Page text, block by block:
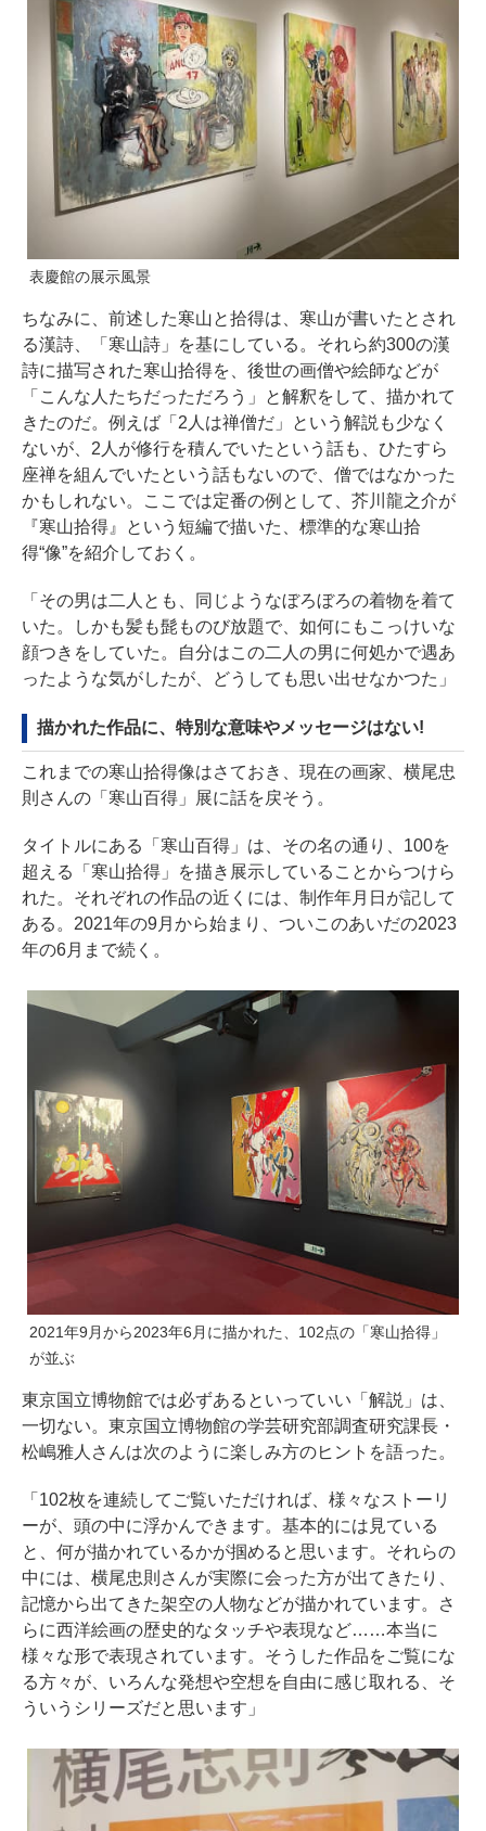
表慶館の展示風景
ちなみに、前述した寒山と拾得は、寒山が書いたとされ
る漢詩、「寒山詩」を基にしている。それら約300の漢
詩に描写された寒山拾得を、後世の画僧や絵師などが
「こんな人たちだっただろう」と解釈をして、描かれて
きたのだ。例えば「2人は禅僧だ」という解説も少なく
ないが、2人が修行を積んでいたという話も、ひたすら
座禅を組んでいたという話もないので、僧ではなかった
かもしれない。ここでは定番の例として、芥川龍之介が
『寒山拾得』という短編で描いた、標準的な寒山拾
得“像”を紹介しておく。
「その男は二人とも、同じようなぼろぼろの着物を着て
いた。しかも髪も髭ものび放題で、如何にもこっけいな
顔つきをしていた。自分はこの二人の男に何処かで遇あ
ったような気がしたが、どうしても思い出せなかつた」
描かれた作品に、特別な意味やメッセージはない!
これまでの寒山拾得像はさておき、現在の画家、横尾忠
則さんの「寒山百得」展に話を戻そう。
タイトルにある「寒山百得」は、その名の通り、100を
超える「寒山拾得」を描き展示していることからつけら
れた。それぞれの作品の近くには、制作年月日が記して
ある。2021年の9月から始まり、ついこのあいだの2023
年の6月まで続く。
2021年9月から2023年6月に描かれた、102点の「寒山拾得」
が並ぶ
東京国立博物館では必ずあるといっていい「解説」は、
一切ない。東京国立博物館の学芸研究部調査研究課長・
松嶋雅人さんは次のように楽しみ方のヒントを語った。
「102枚を連続してご覧いただければ、様々なストーリ
ーが、頭の中に浮かんできます。基本的には見ている
と、何が描かれているかが掴めると思います。それらの
中には、横尾忠則さんが実際に会った方が出てきたり、
記憶から出てきた架空の人物などが描かれています。さ
らに西洋絵画の歴史的なタッチや表現など……本当に
様々な形で表現されています。そうした作品をご覧にな
る方々が、いろんな発想や空想を自由に感じ取れる、そ
ういうシリーズだと思います」